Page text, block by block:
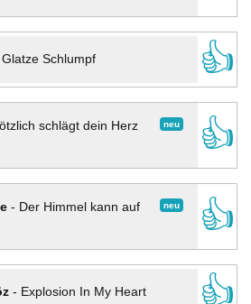
Glatze Schlumpf
👍
neu
schlägt dein Herz
👍
neu
- Der Himmel kann auf
👍
- Explosion In My Heart
👍